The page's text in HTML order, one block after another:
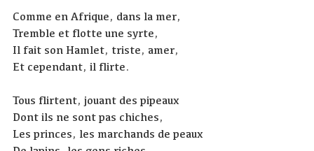
Comme en Afrique, dans la mer,
Tremble et flotte une syrte,
Il fait son Hamlet, triste, amer,
Et cependant, il flirte.
Tous flirtent, jouant des pipeaux
Dont ils ne sont pas chiches,
Les princes, les marchands de peaux